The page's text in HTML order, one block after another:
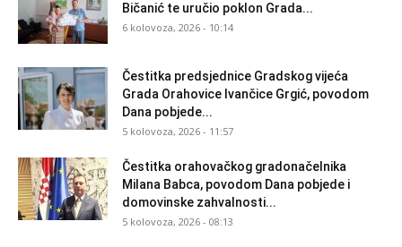
Bičanić te uručio poklon Grada...
6 kolovoza, 2026 - 10:14
Čestitka predsjednice Gradskog vijeća
Grada Orahovice Ivančice Grgić, povodom
Dana pobjede...
5 kolovoza, 2026 - 11:57
Čestitka orahovačkog gradonačelnika
Milana Babca, povodom Dana pobjede i
domovinske zahvalnosti...
5 kolovoza, 2026 - 08:13